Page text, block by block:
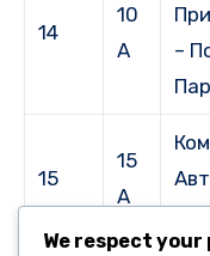
14
10
А
–
15
15
А
We respect